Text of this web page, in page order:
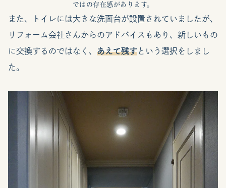
ではの存在感があります。
また、トイレには大きな洗面台が設置されていましたが、
リフォーム会社さんからのアドバイスもあり、新しいもの
に交換するのではなく、 あえて残すという選択をしまし
た。